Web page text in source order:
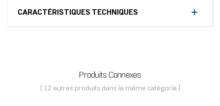
CARACTÉRISTIQUES TECHNIQUES
Produits Connexes
( 12 autres produits dans la même catégorie )